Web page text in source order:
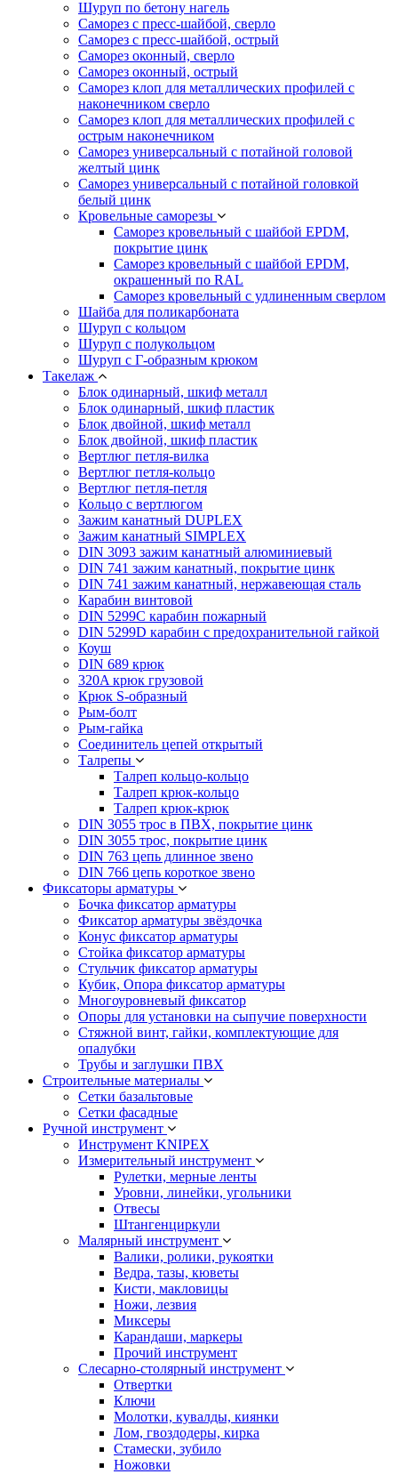
Шуруп по бетону нагель
Саморез с пресс-шайбой, сверло
Саморез с пресс-шайбой, острый
Саморез оконный, сверло
Саморез оконный, острый
Саморез клоп для металлических профилей с
наконечником сверло
Саморез клоп для металлических профилей с
острым наконечником
Саморез универсальный с потайной головой
желтый цинк
Саморез универсальный с потайной головкой
белый цинк
Кровельные саморезы
Саморез кровельный с шайбой EPDM,
покрытие цинк
Саморез кровельный с шайбой EPDM,
окрашенный по RAL
Саморез кровельный с удлиненным сверлом
Шайба для поликарбоната
Шуруп с кольцом
Шуруп с полукольцом
Шуруп с Г-образным крюком
Такелаж
Блок одинарный, шкиф металл
Блок одинарный, шкиф пластик
Блок двойной, шкиф металл
Блок двойной, шкиф пластик
Вертлюг петля-вилка
Вертлюг петля-кольцо
Вертлюг петля-петля
Кольцо с вертлюгом
Зажим канатный DUPLEX
Зажим канатный SIMPLEX
DIN 3093 зажим канатный алюминиевый
DIN 741 зажим канатный, покрытие цинк
DIN 741 зажим канатный, нержавеющая сталь
Карабин винтовой
DIN 5299C карабин пожарный
DIN 5299D карабин с предохранительной гайкой
Коуш
DIN 689 крюк
320A крюк грузовой
Крюк S-образный
Рым-болт
Рым-гайка
Соединитель цепей открытый
Талрепы
Талреп кольцо-кольцо
Талреп крюк-кольцо
Талреп крюк-крюк
DIN 3055 трос в ПВХ, покрытие цинк
DIN 3055 трос, покрытие цинк
DIN 763 цепь длинное звено
DIN 766 цепь короткое звено
Фиксаторы арматуры
Бочка фиксатор арматуры
Фиксатор арматуры звёздочка
Конус фиксатор арматуры
Стойка фиксатор арматуры
Стульчик фиксатор арматуры
Кубик, Опора фиксатор арматуры
Многоуровневый фиксатор
Опоры для установки на сыпучие поверхности
Стяжной винт, гайки, комплектующие для
опалубки
Трубы и заглушки ПВХ
Строительные материалы
Сетки базальтовые
Сетки фасадные
Ручной инструмент
Инструмент KNIPEX
Измерительный инструмент
Рулетки, мерные ленты
Уровни, линейки, угольники
Отвесы
Штангенциркули
Малярный инструмент
Валики, ролики, рукоятки
Ведра, тазы, кюветы
Кисти, макловицы
Ножи, лезвия
Миксеры
Карандаши, маркеры
Прочий инструмент
Слесарно-столярный инструмент
Отвертки
Ключи
Молотки, кувалды, киянки
Лом, гвоздодеры, кирка
Стамески, зубило
Ножовки